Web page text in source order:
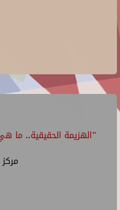
"الهزيمة الحقيقية.. ما